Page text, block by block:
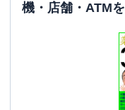
機・店舗・ATM